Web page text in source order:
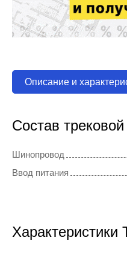
Описание и
Состав
Шинопровод
Ввод питания